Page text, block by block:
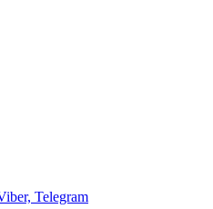
Telegram